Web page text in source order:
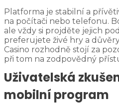
Platforma je stabilní a
na počítači nebo telefonu.
ale vždy si projděte jejich
preferujete živé hry a
Casino rozhodně stojí za
při tom na zodpovědný
Uživatelská
mobilní program